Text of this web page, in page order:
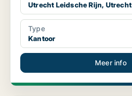
Utrecht Leidsche Rijn, Utrecht
Type
Kantoor
Meer info